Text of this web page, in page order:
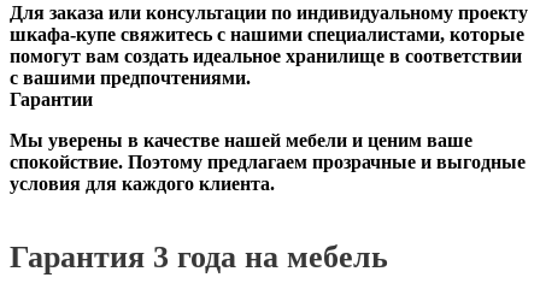
Для заказа или консультации по индивидуальному проекту
шкафа-купе свяжитесь с нашими специалистами, которые
помогут вам создать идеальное хранилище в соответствии
с вашими предпочтениями.
Гарантии
Мы уверены в качестве нашей мебели и ценим ваше
спокойствие. Поэтому предлагаем прозрачные и выгодные
условия для каждого клиента.
Гарантия 3 года на мебель